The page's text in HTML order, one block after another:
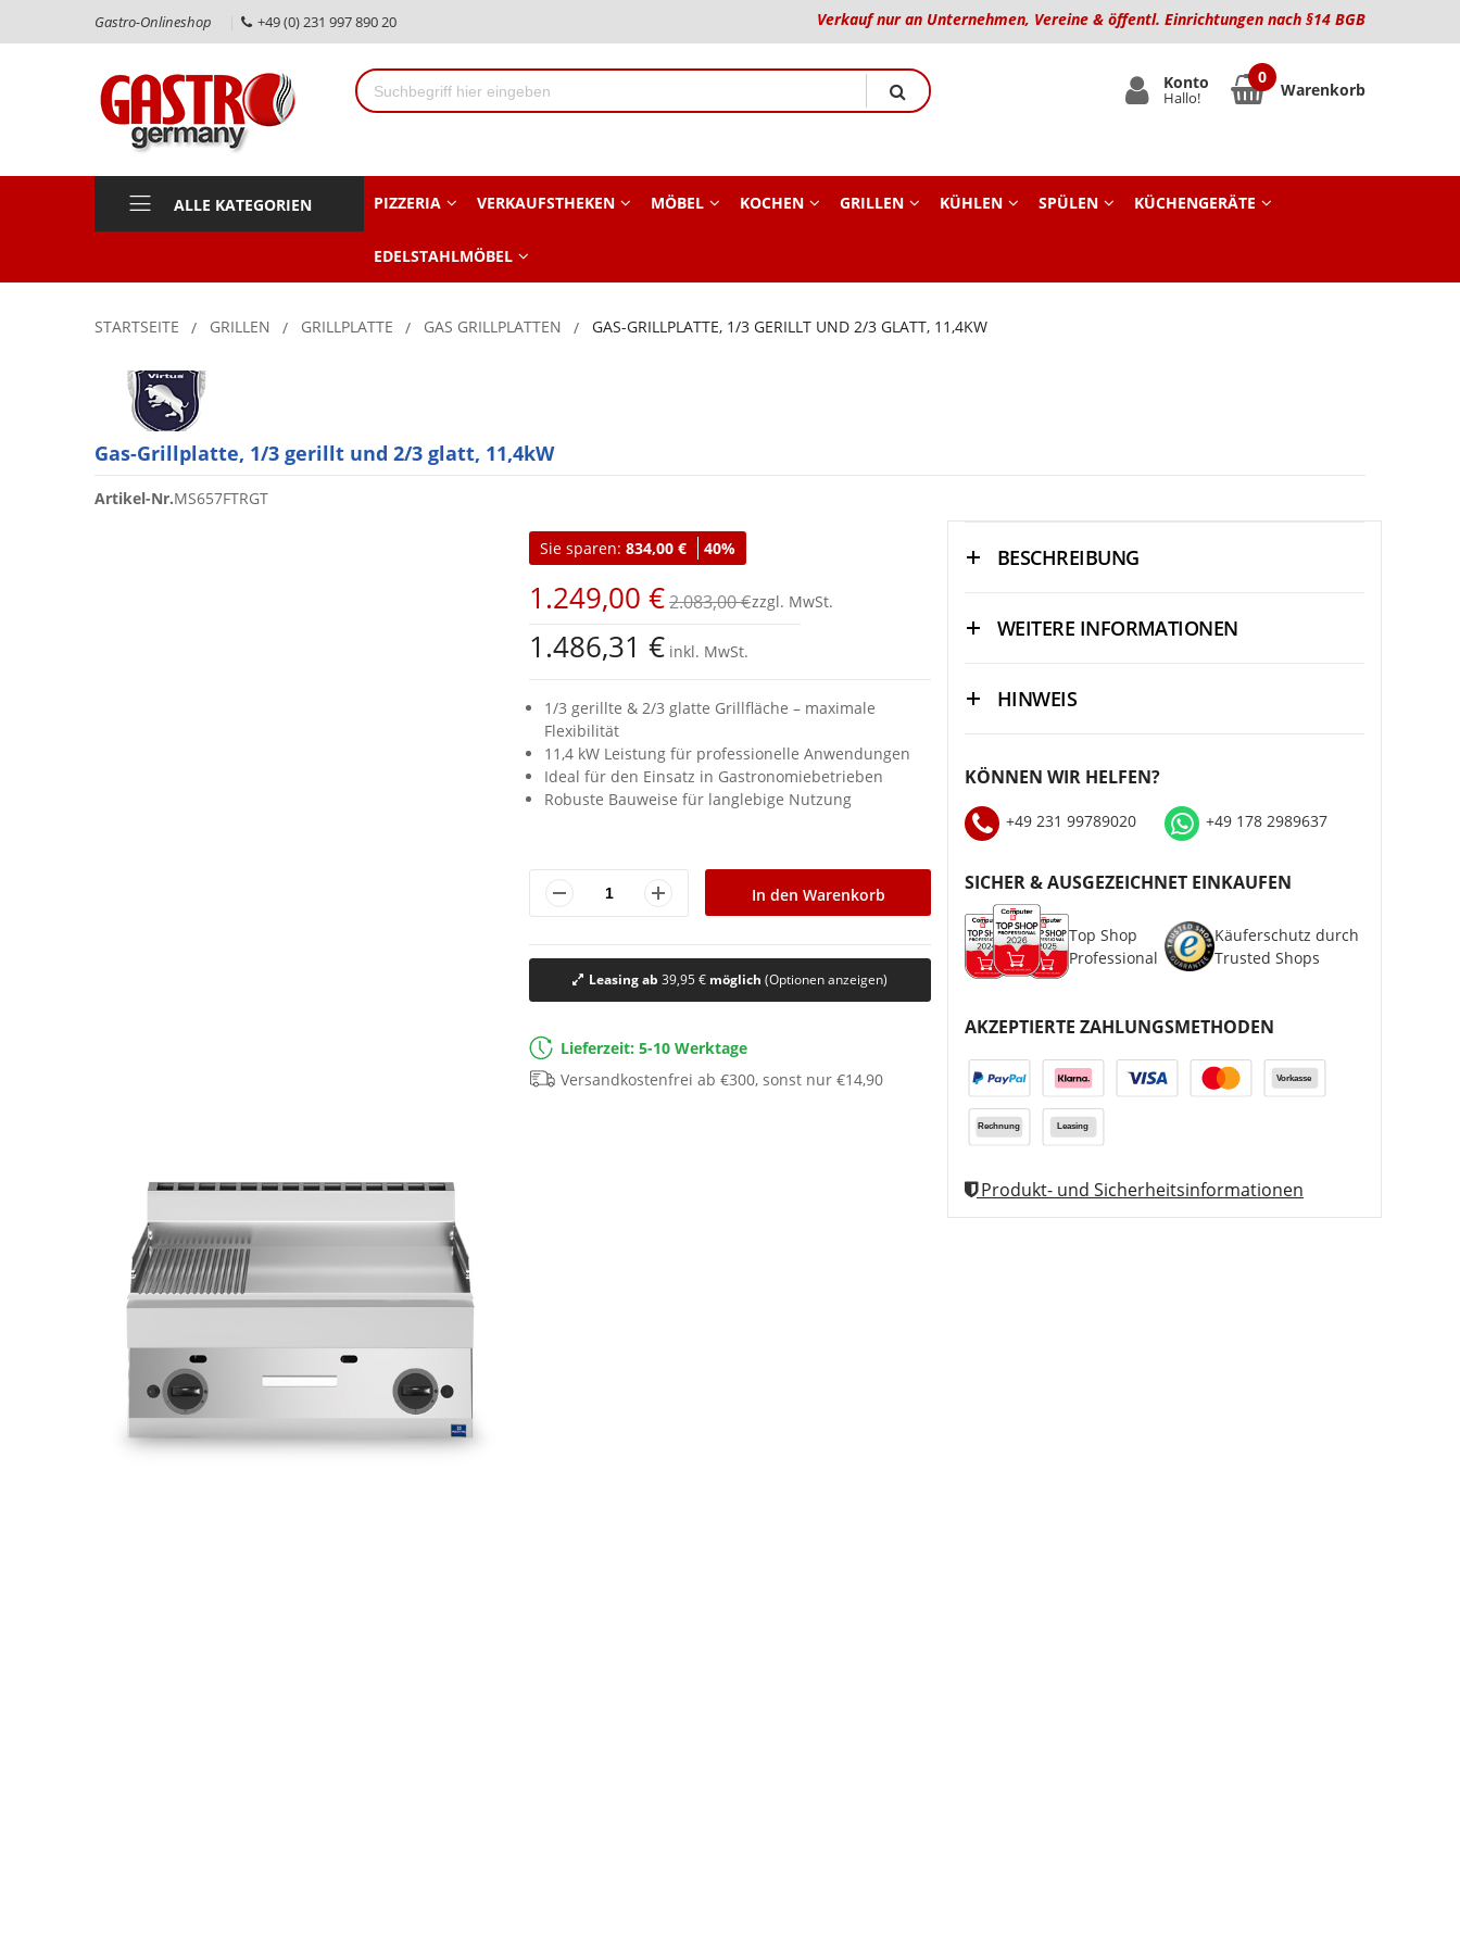
Gastro-Onlineshop +49 (0) 231 997 890 20 Verkauf nur an Unternehmen, Vereine & öffentl. Einrichtungen nach §14 BGB
Konto
Hallo! Warenkorb
ALLE KATEGORIEN PIZZERIA VERKAUFSTHEKEN MÖBEL KOCHEN GRILLEN KÜHLEN SPÜLEN KÜCHENGERÄTE
EDELSTAHLMÖBEL
STARTSEITE GRILLEN GRILLPLATTE GAS GRILLPLATTEN GAS-GRILLPLATTE, 1/3 GERILLT UND 2/3 GLATT, 11,4KW
Gas-Grillplatte, 1/3 gerillt und 2/3 glatt, 11,4kW
Artikel-Nr.MS657FTRGT
Sie sparen: 834,00 € 40%
1.249,00 €2.083,00 €
1.486,31 € inkl. MwSt.
1/3 gerillte & 2/3 glatte Grillfläche – maximale
Flexibilität
11,4 kW Leistung für professionelle Anwendungen
Ideal für den Einsatz in Gastronomiebetrieben
Robuste Bauweise für langlebige Nutzung
In den Warenkorb
Leasing ab 39,95 € möglich (Optionen anzeigen)
Lieferzeit: 5-10 Werktage
Versandkostenfrei ab €300, sonst nur €14,90
BESCHREIBUNG
WEITERE INFORMATIONEN
HINWEIS
KÖNNEN WIR HELFEN?
+49 231 99789020 +49 178 2989637
SICHER & AUSGEZEICHNET EINKAUFEN
Top Shop
Professional
Käuferschutz durch
Trusted Shops
AKZEPTIERTE ZAHLUNGSMETHODEN
Produkt- und Sicherheitsinformationen